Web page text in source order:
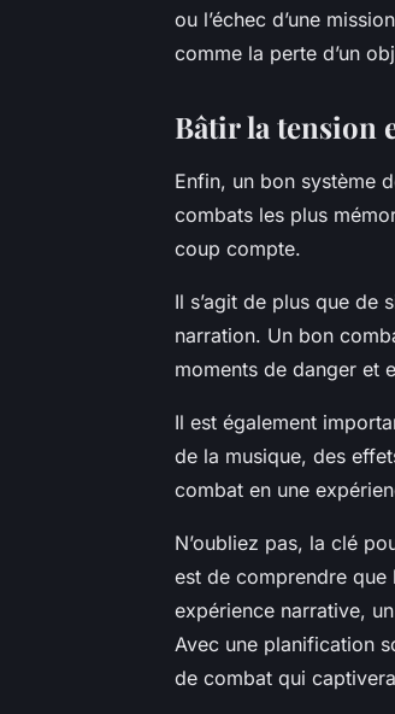
ou l’échec d’une
comme la perte d’un
Bâtir la tension
Enfin, un bon système
combats les plus
coup compte.
Il s’agit de plus que de
narration. Un bon
moments de danger et
Il est également
de la musique, des
combat en une
N’oubliez pas, la clé
est de comprendre que
expérience narrative,
Avec une planification
de combat qui